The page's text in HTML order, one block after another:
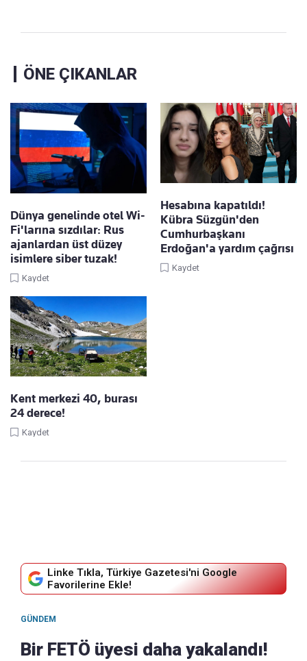
ÖNE ÇIKANLAR
Dünya genelinde otel Wi-
Fi'larına sızdılar: Rus
ajanlardan üst düzey
isimlere siber tuzak!
Kaydet
Hesabına kapatıldı!
Kübra Süzgün'den
Cumhurbaşkanı
Erdoğan'a yardım çağrısı
Kaydet
Kent merkezi 40, burası
24 derece!
Kaydet
Linke Tıkla, Türkiye Gazetesi'ni Google
Favorilerine Ekle!
GÜNDEM
Bir FETÖ üyesi daha yakalandı!